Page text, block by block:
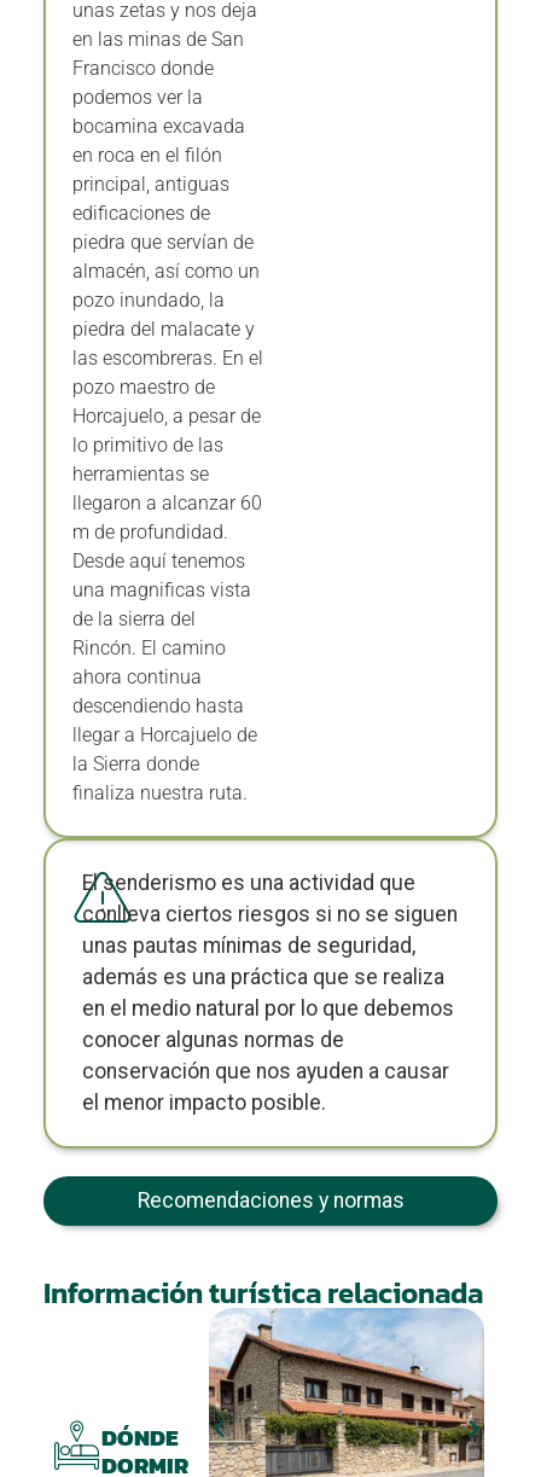
en las minas de San
Francisco donde
podemos ver la
bocamina excavada
en roca en el filón
principal, antiguas
edificaciones de
piedra que servían de
almacén, así como un
pozo inundado, la
piedra del malacate y
las escombreras. En el
pozo maestro de
Horcajuelo, a pesar de
lo primitivo de las
herramientas se
llegaron a alcanzar 60
m de profundidad.
Desde aquí tenemos
una magnificas vista
de la sierra del
Rincón. El camino
ahora continua
descendiendo hasta
llegar a Horcajuelo de
la Sierra donde
finaliza nuestra ruta.
El senderismo es una actividad que
conlleva ciertos riesgos si no se siguen
unas pautas mínimas de seguridad,
además es una práctica que se realiza
en el medio natural por lo que debemos
conocer algunas normas de
conservación que nos ayuden a causar
el menor impacto posible.
Recomendaciones y normas
Información turística relacionada
DÓNDE
DORMIR